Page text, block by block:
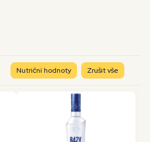
Nutriční hodnoty Zrušit vše